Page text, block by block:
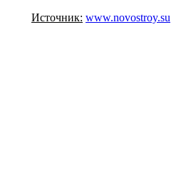
Источник: www.novostroy.su